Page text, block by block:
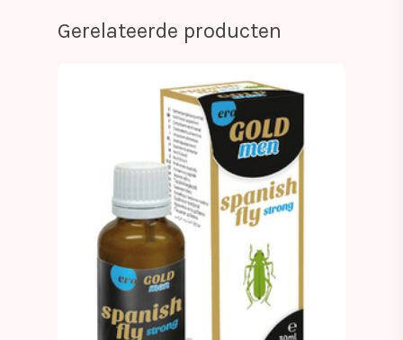
Gerelateerde producten